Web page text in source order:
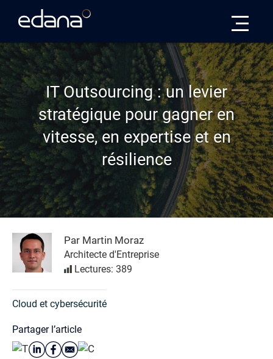
IT Outsourcing : un levier
stratégique pour gagner en
vitesse, en expertise et en
résilience
Par Martin Moraz
Architecte d'Entreprise
Lectures: 389
Cloud et cybersécurité
Partager l’article